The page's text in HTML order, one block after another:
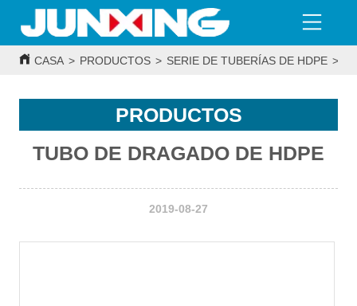
CASA > PRODUCTOS > SERIE DE TUBERÍAS DE HDPE >
PRODUCTOS
TUBO DE DRAGADO DE HDPE
2019-08-27